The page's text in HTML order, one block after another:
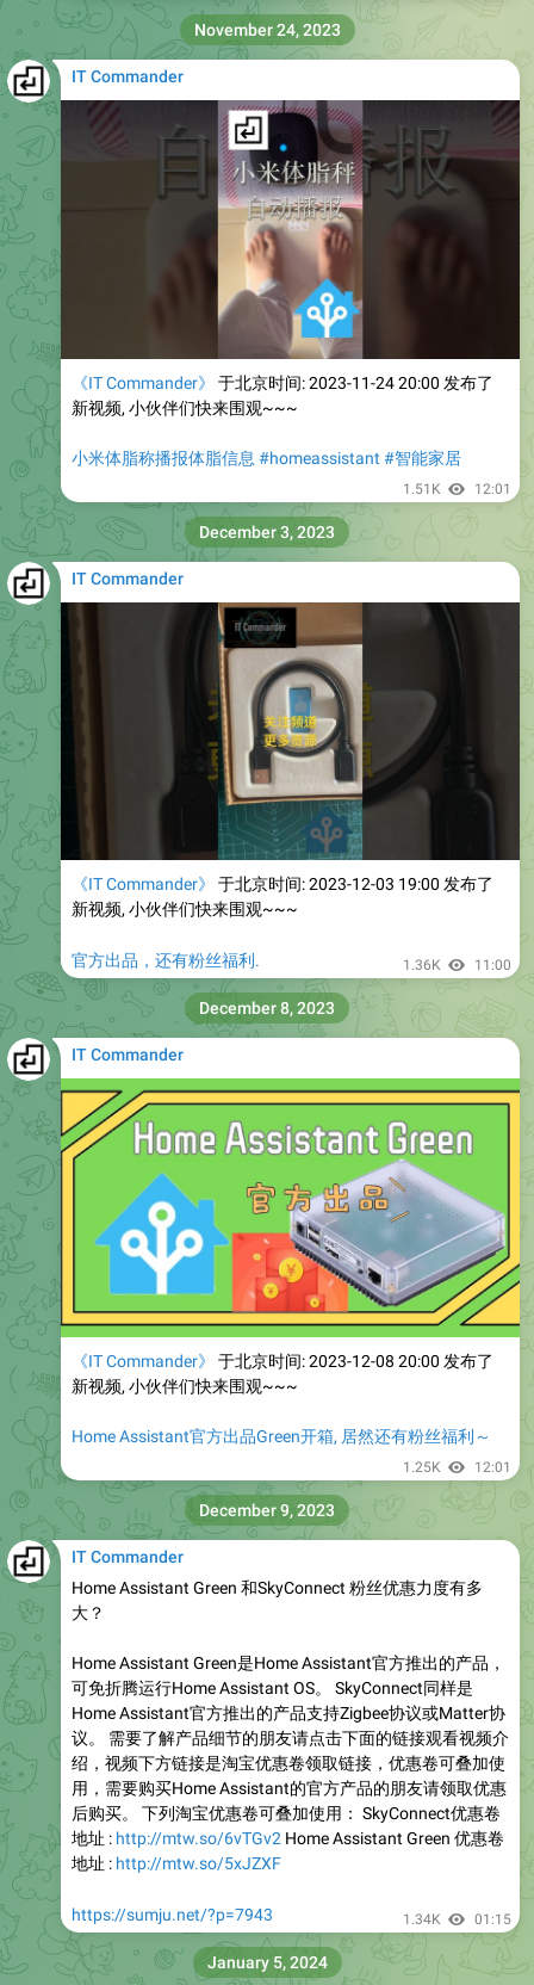
IT Commander
《IT Commander》
于北京时间: 2023-11-24 20:00 发布了
新视频, 小伙伴们快来围观~~~
小米体脂称播报体脂信息 #homeassistant #智能家居
1.51K 12:01
November 24, 2023
IT Commander
《IT Commander》
于北京时间: 2023-12-03 19:00 发布了
新视频, 小伙伴们快来围观~~~
官方出品，还有粉丝福利. 1.36K 11:00
December 3, 2023
IT Commander
《IT Commander》
于北京时间: 2023-12-08 20:00 发布了
新视频, 小伙伴们快来围观~~~
Home Assistant官方出品Green开箱, 居然还有粉丝福利～
1.25K 12:01
December 8, 2023
IT Commander
Home Assistant Green 和SkyConnect 粉丝优惠力度有多
大？
Home Assistant Green是Home Assistant官方推出的产品，
可免折腾运行Home Assistant OS。 SkyConnect同样是
Home Assistant官方推出的产品支持Zigbee协议或Matter协
议。 需要了解产品细节的朋友请点击下面的链接观看视频介
绍，视频下方链接是淘宝优惠卷领取链接，优惠卷可叠加使
用，需要购买Home Assistant的官方产品的朋友请领取优惠
后购买。 下列淘宝优惠卷可叠加使用： SkyConnect优惠卷
地址 : http://mtw.so/6vTGv2 Home Assistant Green 优惠卷
地址 : http://mtw.so/5xJZXF
https://sumju.net/?p=7943 1.34K 01:15
December 9, 2023
January 5, 2024